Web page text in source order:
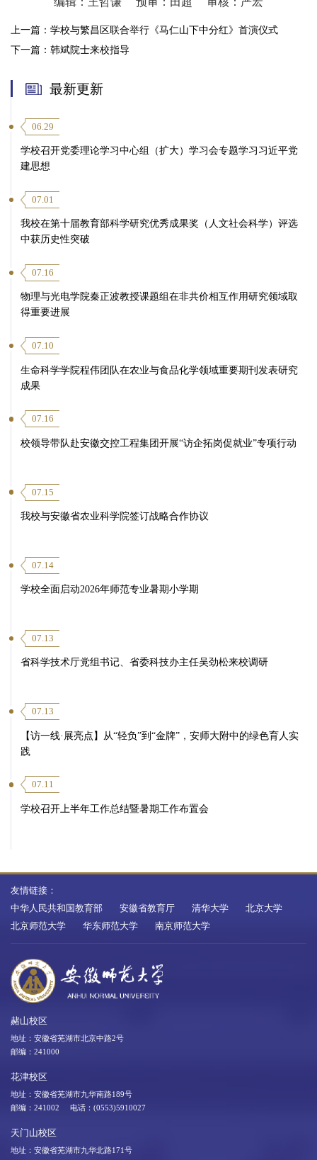
上一篇： 学校与繁昌区联合举行《马仁山下中分红》首演仪式
下一篇： 韩斌院士来校指导
最新更新
06.29
学校召开党委理论学习中心组（扩大）学习会专题学习习近平党
建思想
07.01
我校在第十届教育部科学研究优秀成果奖（人文社会科学）评选
中获历史性突破
07.16
物理与光电学院秦正波教授课题组在非共价相互作用研究领域取
得重要进展
07.10
生命科学学院程伟团队在农业与食品化学领域重要期刊发表研究
成果
07.16
校领导带队赴安徽交控工程集团开展“访企拓岗促就业”专项行动
07.15
我校与安徽省农业科学院签订战略合作协议
07.14
学校全面启动2026年师范专业暑期小学期
07.13
省科学技术厅党组书记、省委科技办主任吴劲松来校调研
07.13
【访一线·展亮点】从“轻负”到“金牌”，安师大附中的绿色育人实
践
07.11
学校召开上半年工作总结暨暑期工作布置会
友情链接：
中华人民共和国教育部
安徽省教育厅 清华大学
北京大学
北京师范大学
华东师范大学 南京师范大学
赭山校区
地址：安徽省芜湖市北京中路2号
邮编：241000
花津校区
地址：安徽省芜湖市九华南路189号
邮编：241002 电话：(0553)5910027
天门山校区
地址：安徽省芜湖市九华北路171号